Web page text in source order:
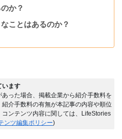
か？
ことはあるのか？
います
った場合、掲載企業から紹介手数料を
介手数料の有無が本記事の内容や順位
ンテンツ内容に関しては、LifeStories
ンツ編集ポリシー)